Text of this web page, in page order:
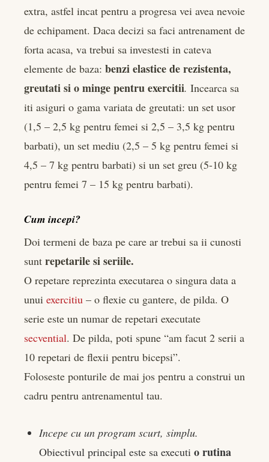
extra, astfel incat pentru a progresa vei avea nevoie
de echipament. Daca decizi sa faci antrenament de
forta acasa, va trebui sa investesti in cateva
elemente de baza: benzi elastice de rezistenta,
greutati si o minge pentru exercitii. Incearca sa
iti asiguri o gama variata de greutati: un set usor
(1,5 – 2,5 kg pentru femei si 2,5 – 3,5 kg pentru
barbati), un set mediu (2,5 – 5 kg pentru femei si
4,5 – 7 kg pentru barbati) si un set greu (5-10 kg
pentru femei 7 – 15 kg pentru barbati).
Cum incepi?
Doi termeni de baza pe care ar trebui sa ii cunosti
sunt repetarile si seriile.
O repetare reprezinta executarea o singura data a
unui exercitiu – o flexie cu gantere, de pilda. O
serie este un numar de repetari executate
secvential. De pilda, poti spune “am facut 2 serii a
10 repetari de flexii pentru bicepsi”.
Foloseste ponturile de mai jos pentru a construi un
cadru pentru antrenamentul tau.
Incepe cu un program scurt, simplu.
Obiectivul principal este sa executi o rutina